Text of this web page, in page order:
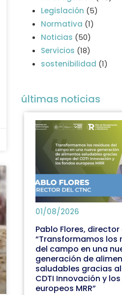
Legislación (5)
Normativa (1)
Noticias (50)
Servicios (18)
sostenibilidad (1)
últimas noticias
01/08/2026
Pablo Flores, director
“Transformamos los
del campo en una
generación de
saludables gracias
CDTI Innovación y
europeos MRR”